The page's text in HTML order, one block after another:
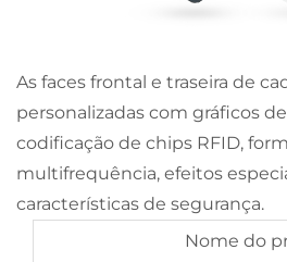
As faces frontal e traseira de
personalizadas com gráficos
codificação de chips RFID,
multifrequência, efeitos
características de segurança.
Nome do